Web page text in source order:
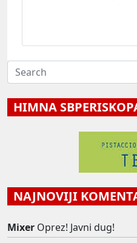
HIMNA
NAJNOVIJI
Mixer Oprez! Javni dug!